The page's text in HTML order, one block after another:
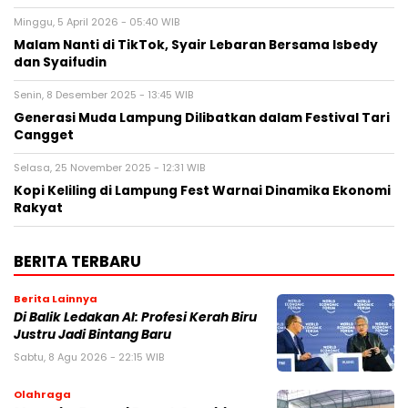
Minggu, 5 April 2026 - 05:40 WIB
Malam Nanti di TikTok, Syair Lebaran Bersama Isbedy
dan Syaifudin
Senin, 8 Desember 2025 - 13:45 WIB
Generasi Muda Lampung Dilibatkan dalam Festival Tari
Cangget
Selasa, 25 November 2025 - 12:31 WIB
Kopi Keliling di Lampung Fest Warnai Dinamika Ekonomi
Rakyat
BERITA TERBARU
Berita Lainnya
Di Balik Ledakan AI: Profesi Kerah Biru
Justru Jadi Bintang Baru
Sabtu, 8 Agu 2026 - 22:15 WIB
Olahraga